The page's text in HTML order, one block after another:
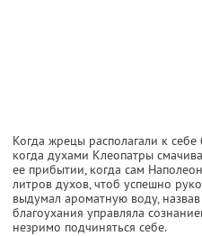
Когда жрецы располагали к
когда духами Клеопатры
ее прибытии, когда сам
литров духов, чтоб успешно
выдумал ароматную воду,
благоухания управляла
незримо подчиняться себе.